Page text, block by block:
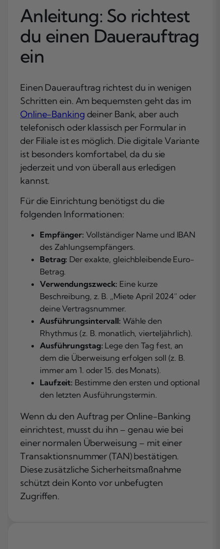
Anleitung: So richtest
du einen Dauerauftrag
ein
Einen Dauerauftrag richtest du in wenigen
Schritten ein. Am bequemsten geht das im
Online-Banking deiner Bank, aber auch
telefonisch oder klassisch per Formular in
der Filiale ist es möglich. Die digitale Variante
ist besonders komfortabel, da du sie
jederzeit und von überall aus erledigen
kannst.
Für die Einrichtung benötigst du die
folgenden Informationen:
Empfänger: Vollständiger Name und IBAN
des Zahlungsempfängers.
Betrag: Der exakte, gleichbleibende Euro-
Betrag.
Verwendungszweck: Eine kurze
Beschreibung, z. B. „Miete April 2024“ oder
deine Vertragsnummer.
Ausführungsintervall: Wähle den
Rhythmus (z. B. monatlich, vierteljährlich).
Ausführungstag: Lege den Tag fest, an
dem die Überweisung erfolgen soll (z. B.
immer am 1. oder 15. des Monats).
Laufzeit: Bestimme den ersten und optional
den letzten Ausführungstermin.
Wenn du den Auftrag per Online-Banking
einrichtest, musst du ihn – genau wie bei
einer normalen Überweisung – mit einer
Transaktionsnummer (TAN) bestätigen.
Diese zusätzliche Sicherheitsmaßnahme
schützt dein Konto vor unbefugten
Zugriffen.